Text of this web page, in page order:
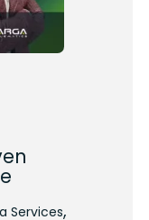
Services,